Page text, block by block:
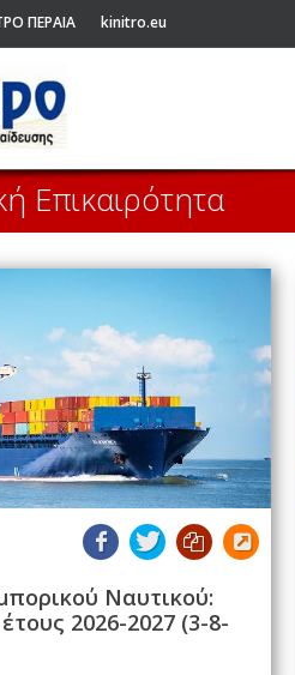
ΠΕΡΑΙΑ kinitro.eu
Επικαιρότητα
Ναυτικού:
2026-2027 (3-8-